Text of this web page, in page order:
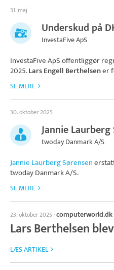
31. maj
Underskud på
InvestaFive ApS
InvestaFive ApSoffentliggør
2025.Lars Engell Berthelsener
SE MERE
30. oktober 2025
Jannie
twoday Danmark A/S
Jannie Laurberg Sørensen
twoday Danmark A/S.
SE MERE
23. oktober 2025·computerworld.dk
Lars Berthelsen
LÆS ARTIKEL